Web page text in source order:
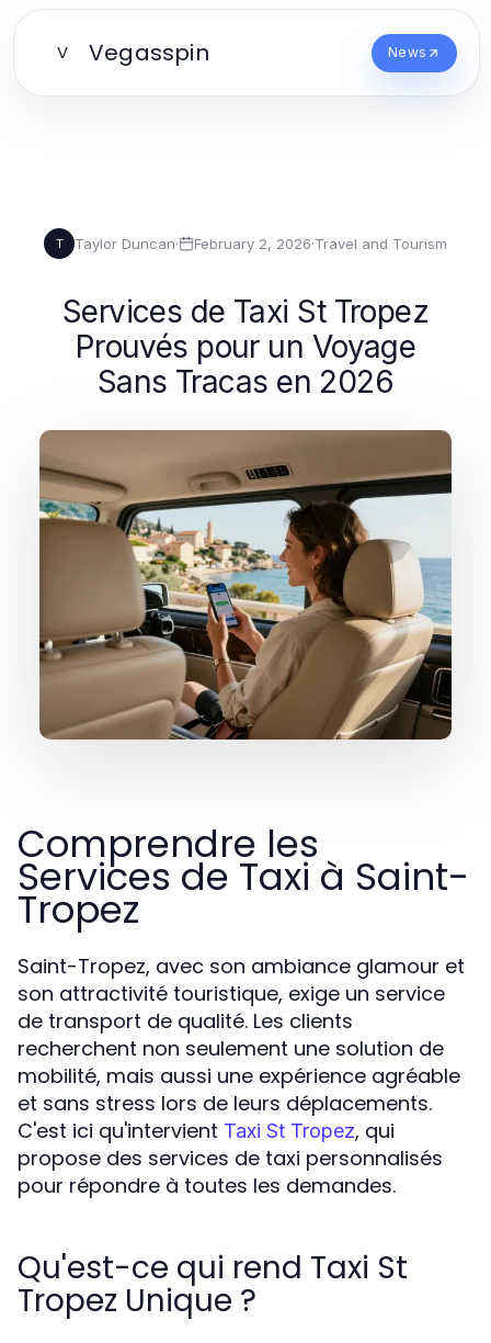
V Vegasspin News
T Taylor Duncan· February 2, 2026·Travel and Tourism
Services de Taxi St Tropez
Prouvés pour un Voyage
Sans Tracas en 2026
Comprendre les
Services de Taxi à Saint-
Tropez
Saint-Tropez, avec son ambiance glamour et
son attractivité touristique, exige un service
de transport de qualité. Les clients
recherchent non seulement une solution de
mobilité, mais aussi une expérience agréable
et sans stress lors de leurs déplacements.
C'est ici qu'intervient Taxi St Tropez, qui
propose des services de taxi personnalisés
pour répondre à toutes les demandes.
Qu'est-ce qui rend Taxi St
Tropez Unique ?